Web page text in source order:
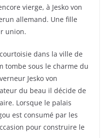
vierge, à Jesko von
allemand. Une fille
union.
dans la ville de
tombe sous le charme du
Jesko von
du beau il décide de
Lorsque le palais
est consumé par les
pour construire le